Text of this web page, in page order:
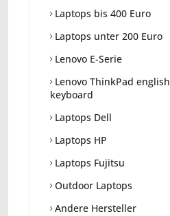
Laptops bis 400 Euro
Laptops unter 200 Euro
Lenovo E-Serie
Lenovo ThinkPad english
keyboard
Laptops Dell
Laptops HP
Laptops Fujitsu
Outdoor Laptops
Andere Hersteller